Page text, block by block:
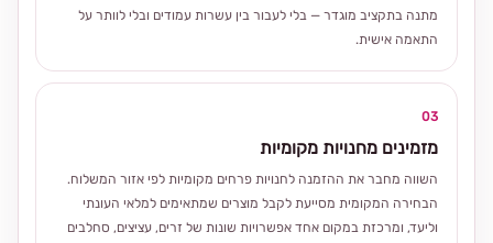
מתנה בתקציב מוגדר — בלי לעבור בין עשרות עמודים ובלי לוותר על
התאמה אישית.
03
מזמינים מחנויות מקומיות
השווה מחבר את ההזמנה לחנויות פרחים מקומיות לפי אזור המשלוח.
הבחירה המקומית מסייעת לקבל מוצרים שמתאימים למלאי העונתי
וליעד, ומרכזת במקום אחד אפשרויות שונות של זרים, עציצים, סחלבים